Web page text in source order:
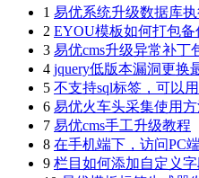
1 易优系统升级数据库
2 EYOU模板如何打包
3 易优cms升级异常补丁
4 jquery低版本漏洞更换
5 不支持sql标签，可以
6 易优火车头采集使用
7 易优cms手工升级教程
8 在手机端下，访问PC
9 栏目如何添加自定义